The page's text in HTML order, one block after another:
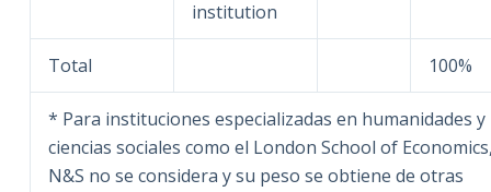
institution
Total 100%
* Para instituciones especializadas en humanidades y
ciencias sociales como el London School of
N&S no se considera y su peso se obtiene de otras